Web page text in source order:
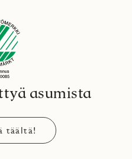
asumista
täältä!